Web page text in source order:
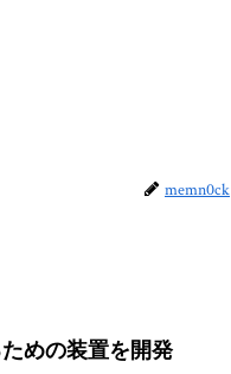
memn0ck
めの装置を開発